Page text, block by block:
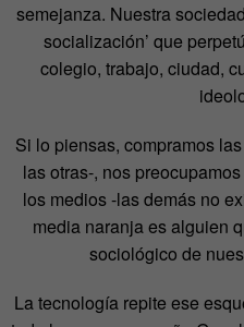
semejanza. Nuestra
socialización’ que
colegio, trabajo, ciudad,
Si lo piensas, compramos
las otras-, nos
los medios -las demás no
media naranja es alguien
sociológico de
La tecnología repite ese